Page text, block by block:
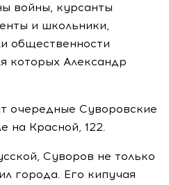
войны, курсанты
и школьники,
общественности
которых Александр
очередные Суворовские
на Красной, 122.
Суворов не только
города. Его кипучая